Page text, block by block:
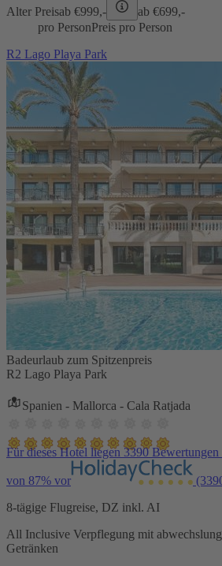
Alter Preisab €999,- ab €699,-
pro PersonPreis pro Person
R2 Lago Playa Park
Badeurlaub zum Spitzenpreis
R2 Lago Playa Park
Spanien - Mallorca - Cala Ratjada
Für dieses Hotel liegen 3390
von 87% vor
8-tägige Flugreise, DZ inkl. AI
All Inclusive Verpflegung mit
Getränken